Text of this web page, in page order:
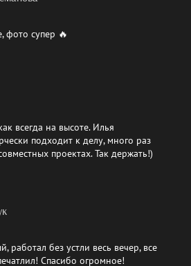
фото супер 🔥
всегда на высоте. Илья
подходит к делу, много раз
проектах. Так держать!)
работал без устли весь вечер, все
Спасибо огромное!